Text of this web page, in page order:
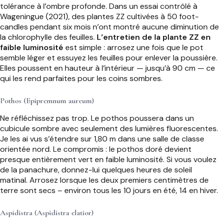
tolérance à l’ombre profonde. Dans un essai contrôlé à
Wageningue (2021), des plantes ZZ cultivées à 50 foot-
candles pendant six mois n’ont montré aucune diminution de
la chlorophylle des feuilles. L’entretien de la plante ZZ en
faible luminosité est simple : arrosez une fois que le pot
semble léger et essuyez les feuilles pour enlever la poussière.
Elles poussent en hauteur à l’intérieur — jusqu’à 90 cm — ce
qui les rend parfaites pour les coins sombres.
Pothos (Epipremnum aureum)
Ne réfléchissez pas trop. Le pothos poussera dans un
cubicule sombre avec seulement des lumières fluorescentes.
Je les ai vus s’étendre sur 1,80 m dans une salle de classe
orientée nord. Le compromis : le pothos doré devient
presque entièrement vert en faible luminosité. Si vous voulez
de la panachure, donnez-lui quelques heures de soleil
matinal. Arrosez lorsque les deux premiers centimètres de
terre sont secs – environ tous les 10 jours en été, 14 en hiver.
Aspidistra (Aspidistra elatior)